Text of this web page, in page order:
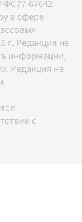
67642
в сфере
г. Редакция не
информации,
Редакция не
с